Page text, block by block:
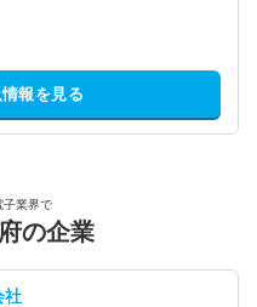
報を見る
子業界で
の企業
社